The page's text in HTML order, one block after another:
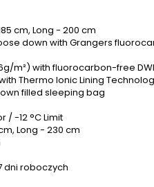
cm, Long - 200 cm
down with Grangers
m²) with fluorocarbon-free
Thermo Ionic Lining
filled sleeping bag
/ -12 °C Limit
Long - 230 cm
dni roboczych